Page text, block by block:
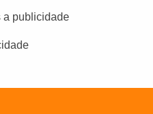
a publicidade